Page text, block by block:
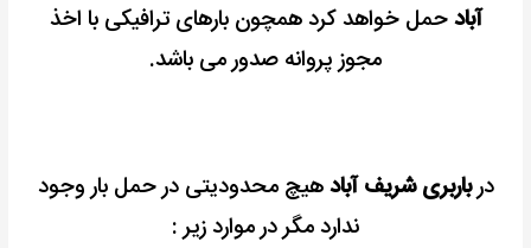
آبادحمل خواهد کردهمچون بارهای ترافیکی با اخذ
مجوز پروانه صدور می باشد.
درباربری شریف آبادهیچ محدودیتی در حمل بار وجود
ندارد مگر در موارد زیر :